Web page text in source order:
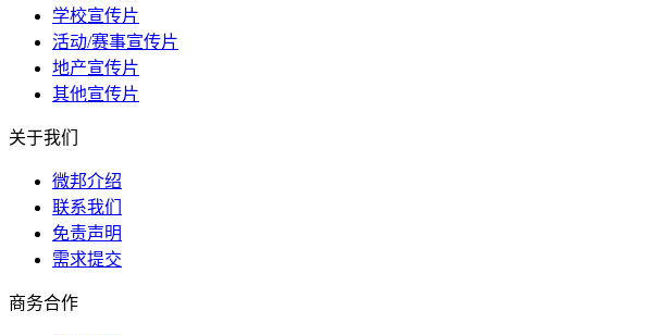
学校宣传片
活动/赛事宣传片
地产宣传片
其他宣传片
关于我们
微邦介绍
联系我们
免责声明
需求提交
商务合作